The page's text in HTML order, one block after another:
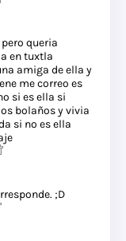
queria
en tuxtla
amiga de ella y
me correo es
si es ella si
bolaños y vivia
si no es ella
;D